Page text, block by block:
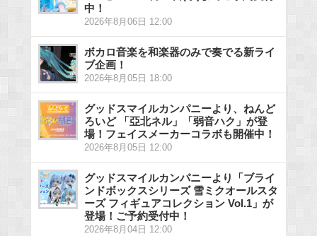
中！
2026年8月06日 12:00
ボカロ音楽を和楽器のみで奏でる新ライ
ブ企画！
2026年8月05日 18:00
グッドスマイルカンパニーより、ねんど
ろいど 「亞北ネル」「弱音ハク」が登
場！フェイスメーカーコラボも開催中！
2026年8月05日 12:00
グッドスマイルカンパニーより「ブライ
ンドボックスシリーズ 雪ミクオールスタ
ーズ フィギュアコレクション Vol.1」が
登場！ご予約受付中！
2026年8月04日 12:00